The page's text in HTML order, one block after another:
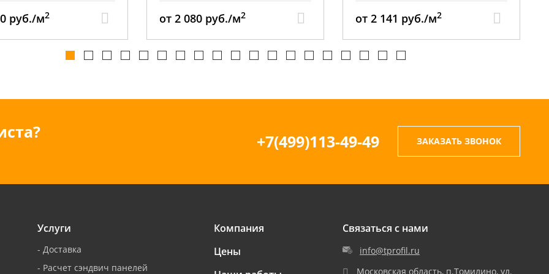
руб./м2 от 2 141 руб./м2 от 2 211 руб./м2
+7(499)113-49-49 ЗАКАЗАТЬ ЗВОНОК
Услуги
-Доставка
- Расчет сэндвич панелей
Компания
Цены
Связаться с нами
info@tprofil.ru
Московская область, п.Томилино, ул.